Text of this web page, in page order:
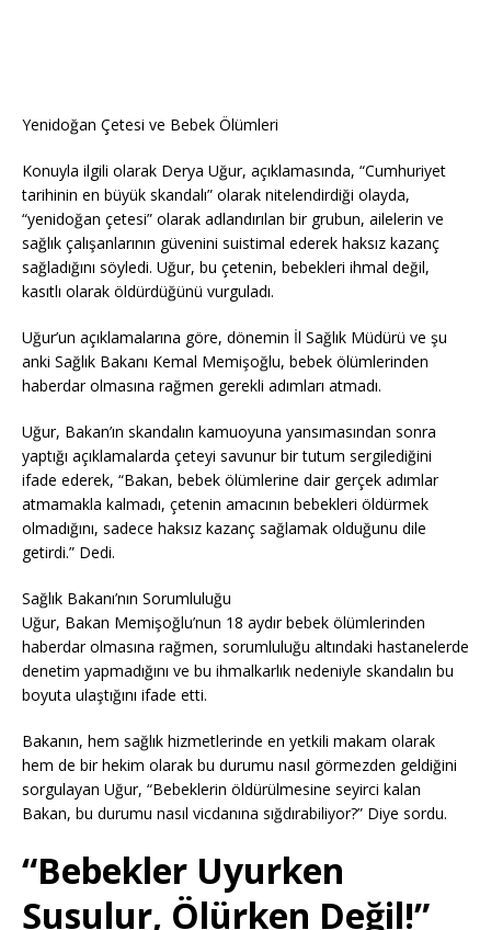
Yenidoğan Çetesi ve Bebek Ölümleri
Konuyla ilgili olarak Derya Uğur, açıklamasında, “Cumhuriyet
tarihinin en büyük skandalı” olarak nitelendirdiği olayda,
“yenidoğan çetesi” olarak adlandırılan bir grubun, ailelerin ve
sağlık çalışanlarının güvenini suistimal ederek haksız kazanç
sağladığını söyledi. Uğur, bu çetenin, bebekleri ihmal değil,
kasıtlı olarak öldürdüğünü vurguladı.
Uğur’un açıklamalarına göre, dönemin İl Sağlık Müdürü ve şu
anki Sağlık Bakanı Kemal Memişoğlu, bebek ölümlerinden
haberdar olmasına rağmen gerekli adımları atmadı.
Uğur, Bakan’ın skandalın kamuoyuna yansımasından sonra
yaptığı açıklamalarda çeteyi savunur bir tutum sergilediğini
ifade ederek, “Bakan, bebek ölümlerine dair gerçek adımlar
atmamakla kalmadı, çetenin amacının bebekleri öldürmek
olmadığını, sadece haksız kazanç sağlamak olduğunu dile
getirdi.” Dedi.
Sağlık Bakanı’nın Sorumluluğu
Uğur, Bakan Memişoğlu’nun 18 aydır bebek ölümlerinden
haberdar olmasına rağmen, sorumluluğu altındaki hastanelerde
denetim yapmadığını ve bu ihmalkarlık nedeniyle skandalın bu
boyuta ulaştığını ifade etti.
Bakanın, hem sağlık hizmetlerinde en yetkili makam olarak
hem de bir hekim olarak bu durumu nasıl görmezden geldiğini
sorgulayan Uğur, “Bebeklerin öldürülmesine seyirci kalan
Bakan, bu durumu nasıl vicdanına sığdırabiliyor?” Diye sordu.
“Bebekler Uyurken
Susulur, Ölürken Değil!”